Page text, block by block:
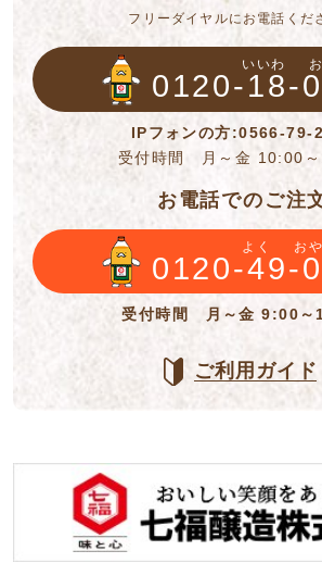
フリーダイヤルにお電話くだ
いいわ
0120-18-
IPフォンの方:0566-79-
受付時間 月～金 10:00
お電話でのご注
よく お
0120-49-
受付時間 月～金 9:00～
ご利用ガイド